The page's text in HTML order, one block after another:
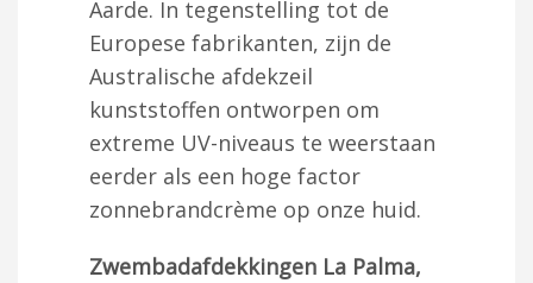
Aarde. In tegenstelling tot de
Europese fabrikanten, zijn de
Australische afdekzeil
kunststoffen ontworpen om
extreme UV-niveaus te weerstaan
eerder als een hoge factor
zonnebrandcrème op onze huid.
Zwembadafdekkingen La Palma,